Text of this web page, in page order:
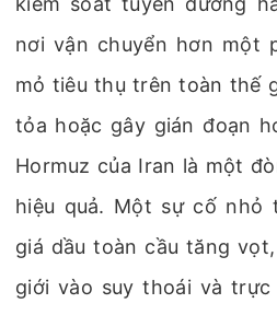
nơi vận chuyển hơn một
mỏ tiêu thụ trên toàn thế
tỏa hoặc gây gián đoạn
Hormuz của Iran là một
hiệu quả. Một sự cố nhỏ
giá dầu toàn cầu tăng
giới vào suy thoái và